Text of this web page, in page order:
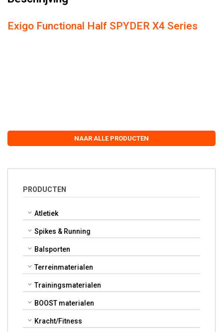
NAAR ALLE PRODUCTEN
PRODUCTEN
Atletiek
Spikes & Running
Balsporten
Terreinmaterialen
Trainingsmaterialen
BOOST materialen
Kracht/Fitness
Exigo Functional Half SPYDER X4 Series